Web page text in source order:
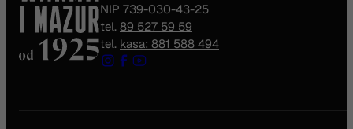
NIP 739-030-43-25
tel. 89 527 59 59
tel. kasa: 881 588 494